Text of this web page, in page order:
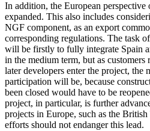
In addition, the European perspective
expanded. This also in­cludes
NGF component, as an export
corresponding regulations. The task
will be firstly to fully integrate Spain
in the medium term, but as customers
later developers enter the project, the
participation will be, because
been closed would have to be
project, in particular, is further
projects in Europe, such as the
efforts should not endanger this lead.